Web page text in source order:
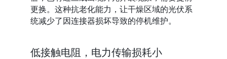
更换。这种抗老化能力，让干燥区域的光伏系
统减少了因连接器损坏导致的停机维护。
低接触电阻，电力传输损耗小